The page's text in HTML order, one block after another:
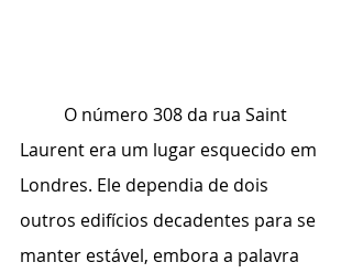
Laurent era um lugar esquecido em
Londres. Ele dependia de dois
outros edifícios decadentes para se
manter estável, embora a palavra